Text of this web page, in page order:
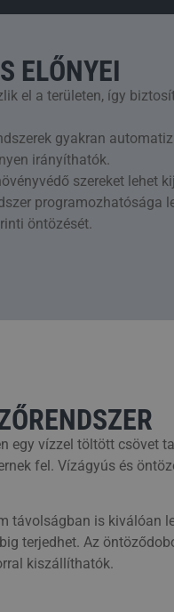
ELŐNYEI
el a területen, így
gyakran
irányíthatók.
szereket lehet
programozhatósága
öntözését.
egy vízzel töltött csövet
fel. Vízágyús és
távolságban is kiválóan
terjedhet. Az
kiszállíthatók.